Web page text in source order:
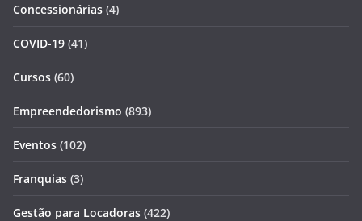
Concessionárias (4)
COVID-19 (41)
Cursos (60)
Empreendedorismo (893)
Eventos (102)
Franquias (3)
Gestão para Locadoras (422)